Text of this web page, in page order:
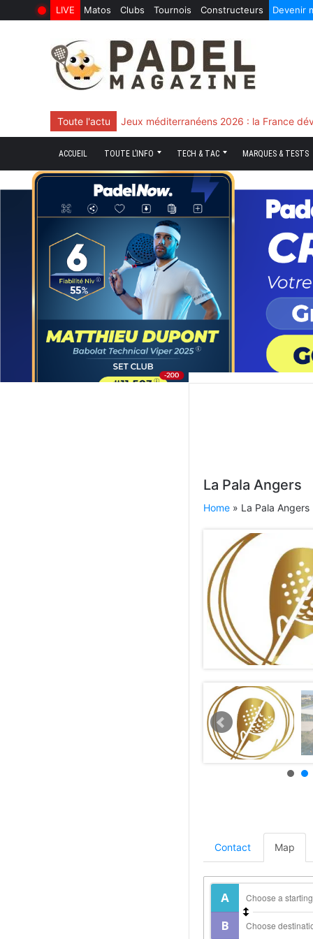
LIVE Matos Clubs Tournois Constructeurs Devenir
Toute l'actu Chingotto, ciblé tout le match mais
ACCUEIL TOUTE L’INFO
6 Août 2026
TECH & TAC
10 Juin 2026
MARQUES & TESTS
La Pala Angers
Home » La Pala Angers
Contact Map